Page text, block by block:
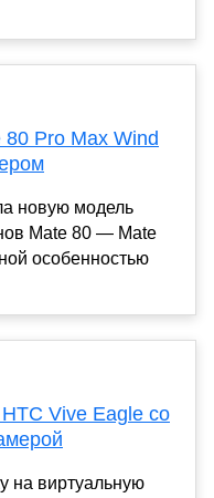
Pro Max Wind
новую модель
Mate 80 — Mate
особенностью
Vive Eagle со
на виртуальную